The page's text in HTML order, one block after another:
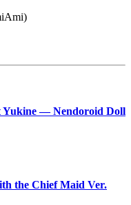
— Nendoroid Doll
the Chief Maid Ver.